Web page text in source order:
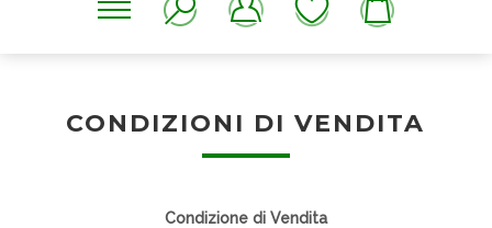
CONDIZIONI DI VENDITA
Condizione di Vendita